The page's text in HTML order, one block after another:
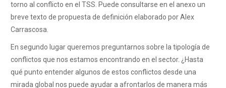
torno al conflicto en el TSS. Puede consultarse en el anexo un
breve texto de propuesta de definición elaborado por Alex
Carrascosa.
En segundo lugar queremos preguntarnos sobre la tipología de
conflictos que nos estamos encontrando en el sector. ¿Hasta
qué punto entender algunos de estos conflictos desde una
mirada global nos puede ayudar a afrontarlos de manera más